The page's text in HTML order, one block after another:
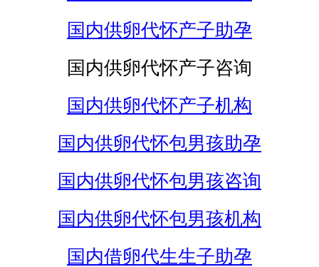
国内供卵代怀产子助孕
国内供卵代怀产子咨询
国内供卵代怀产子机构
国内供卵代怀包男孩助孕
国内供卵代怀包男孩咨询
国内供卵代怀包男孩机构
国内借卵代生生子助孕